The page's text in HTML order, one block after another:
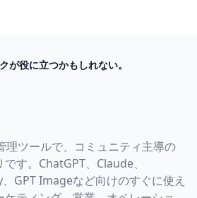
が役に立つかもしれない。
理ツールで、コミュニティ主導の
す。ChatGPT、Claude、
GPT Imageなど向けのすぐに使え